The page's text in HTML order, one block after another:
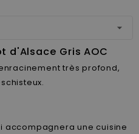
d'Alsace Gris AOC
très profond,
accompagnera une cuisine